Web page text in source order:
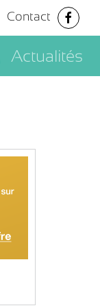
Contact
Actualités